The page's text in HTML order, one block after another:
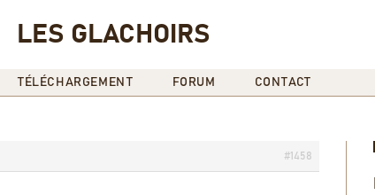
LES GLACHOIRS
TÉLÉCHARGEMENT FORUM CONTACT
#1458